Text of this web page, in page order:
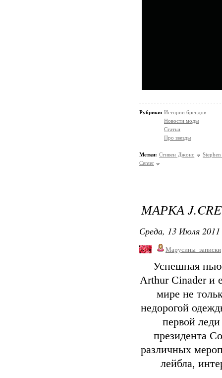
Рубрики: Истории брендов
Новости моды
Статьи
Про звезды
Метки: Стивен Джонс
Center
МАРКА
Среда, 13 Июля
Марусины_записки
Успешная
Arthur Cinader и
мире не
недорогой
первой
президента
различных
лейбла,